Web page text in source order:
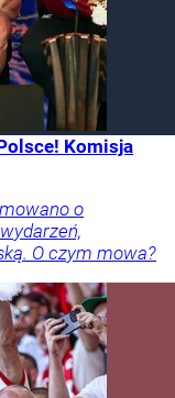
Komisja
o
O czym mowa?